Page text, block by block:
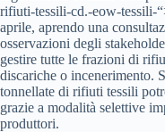
rifiuti-tessili-cd.-eow-tessili-
aprile, aprendo una
osservazioni degli
gestire tutte le frazioni di
discariche o incenerimento.
tonnellate di rifiuti tessili
grazie a modalità selettive
produttori.